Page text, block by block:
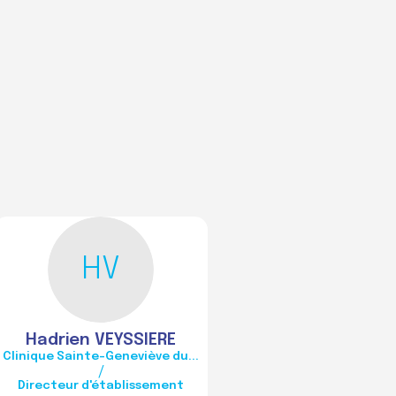
HV
Hadrien VEYSSIERE
Clinique Sainte-Geneviève du...
/
Directeur d'établissement